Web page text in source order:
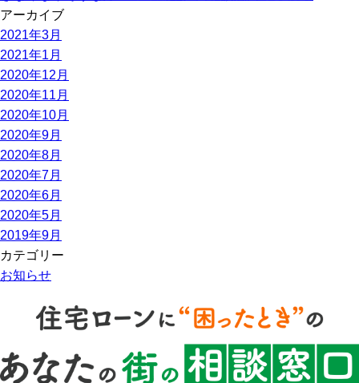
アーカイブ
2021年3月
2021年1月
2020年12月
2020年11月
2020年10月
2020年9月
2020年8月
2020年7月
2020年6月
2020年5月
2019年9月
カテゴリー
お知らせ